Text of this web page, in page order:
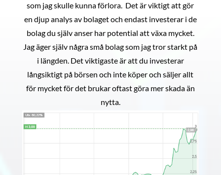
som jag skulle kunna förlora. Det är viktigt att gör
en djup analys av bolaget och endast investerar i de
bolag du själv anser har potential att växa mycket.
Jag äger själv några små bolag som jag tror starkt på
i längden. Det viktigaste är att du investerar
långsiktigt på börsen och inte köper och säljer allt
för mycket för det brukar oftast göra mer skada än
nytta.